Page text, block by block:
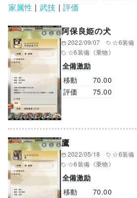
|
|
阿保良姫の犬
2022/09/07
☆6装備
☆6装備 《乗物》
全備激励
移動
70.00
評価
75.00
鷹
2022/05/18
☆6装備
☆6装備 《乗物》
全備激励
移動
70.00